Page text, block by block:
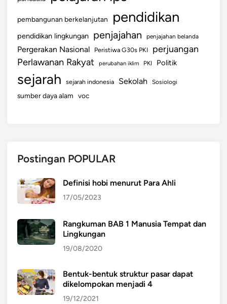
pembangunan berkelanjutan pendidikan
pendidikan lingkungan penjajahan penjajahan belanda
Pergerakan Nasional Peristiwa G30s PKI perjuangan
Perlawanan Rakyat perubahan iklim PKI Politik
sejarah sejarah indonesia Sekolah Sosiologi
sumber daya alam voc
Postingan POPULAR
Definisi hobi menurut Para Ahli
17/05/2023
Rangkuman BAB 1 Manusia Tempat dan
Lingkungan
19/08/2020
Bentuk-bentuk struktur pasar dapat
dikelompokan menjadi 4
19/12/2021